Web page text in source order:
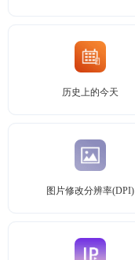
历史上的今天
图片修改分辨率(DPI)